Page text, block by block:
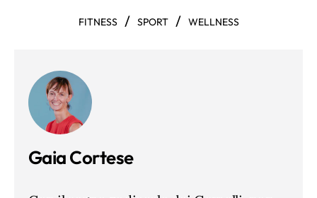
FITNESS / SPORT / WELLNESS
Gaia Cortese